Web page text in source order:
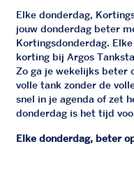
Elke donderdag,
jouw donderdag beter
Kortingsdonderdag.
korting bij Argos
Zo ga je wekelijks beter
volle tank zonder de
snel in je agenda of zet
donderdag is het tijd
Elke donderdag, beter